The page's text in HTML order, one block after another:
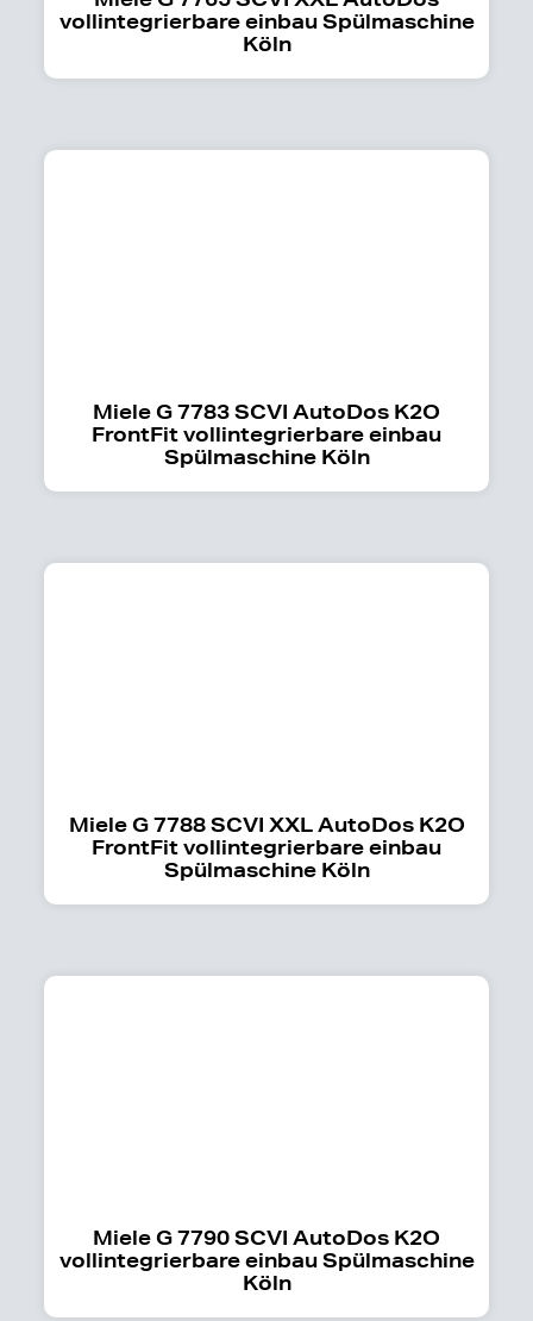
vollintegrierbare einbau Spülmaschine
Köln
Miele G 7783 SCVI AutoDos K2O
FrontFit vollintegrierbare einbau
Spülmaschine Köln
Miele G 7788 SCVI XXL AutoDos K2O
FrontFit vollintegrierbare einbau
Spülmaschine Köln
Miele G 7790 SCVI AutoDos K2O
vollintegrierbare einbau Spülmaschine
Köln